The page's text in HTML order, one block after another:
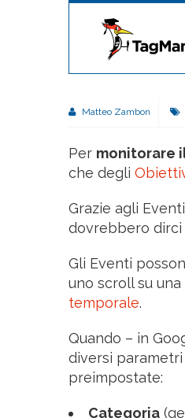
Matteo Zambon
Per monitorare
che degli
Grazie agli
dovrebbero dirci
Gli Eventi
uno scroll su
temporale.
Quando – in
diversi
preimpostate:
Categoria